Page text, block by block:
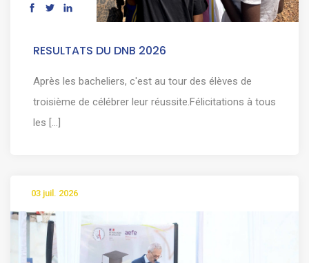
RESULTATS DU DNB 2026
Après les bacheliers, c'est au tour des élèves de
troisième de célébrer leur réussite.Félicitations à tous
les [...]
03 juil. 2026